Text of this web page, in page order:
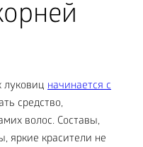
луковиц начинается с
средство,
волос. Составы,
яркие красители не